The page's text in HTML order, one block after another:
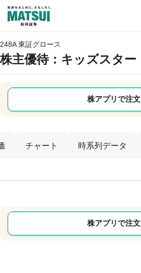
248A 東証グロース
株主優待：キッズスター
株アプリで注文
チャート 時系列データ
株アプリで注文